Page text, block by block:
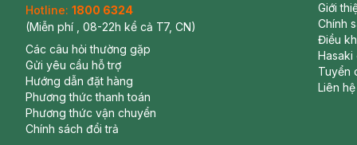
Hotline: 1800 6324
(Miễn phí , 08-22h kể cả T7, CN)
Các câu hỏi thường gặp
Gửi yêu cầu hỗ trợ
Hướng dẫn đặt hàng
Phương thức thanh toán
Phương thức vận chuyển
Chính sách đổi trả
Giới
Chính
Điều
Hasaki
Tuyển
Liên hệ